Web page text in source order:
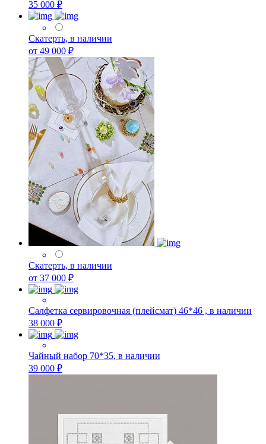
35 000 ₽
Скатерть, в наличии
от 49 000 ₽
Скатерть, в наличии
от 37 000 ₽
Салфетка сервировочная (плейсмат) 46*46 , в наличии
38 000 ₽
Чайный набор 70*35, в наличии
39 000 ₽